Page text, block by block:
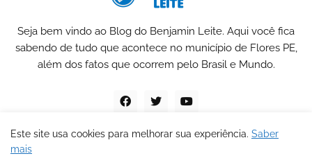
Seja bem vindo ao Blog do Benjamin Leite. Aqui você fica
sabendo de tudo que acontece no município de Flores PE,
além dos fatos que ocorrem pelo Brasil e Mundo.
Este site usa cookies para melhorar sua experiência. Saber
mais